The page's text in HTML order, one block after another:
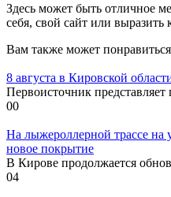
Здесь может быть отличное
себя, свой сайт или выразить
Вам также может понравиться
8 августа в Кировской
Первоисточник представляет
00
На лыжероллерной трассе
новое покрытие
В Кирове продолжается
04